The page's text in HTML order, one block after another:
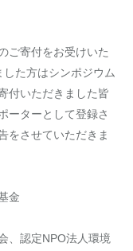
ご寄付をお受けいた
た方はシンポジウム
付いただきました皆
ーターとして登録さ
をさせていただきま
金
、認定NPO法人環境